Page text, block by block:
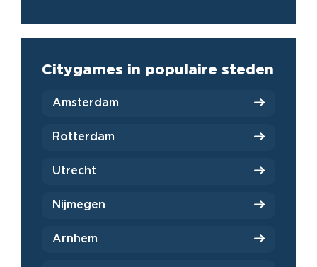
Citygames in populaire steden
Amsterdam
Rotterdam
Utrecht
Nijmegen
Arnhem